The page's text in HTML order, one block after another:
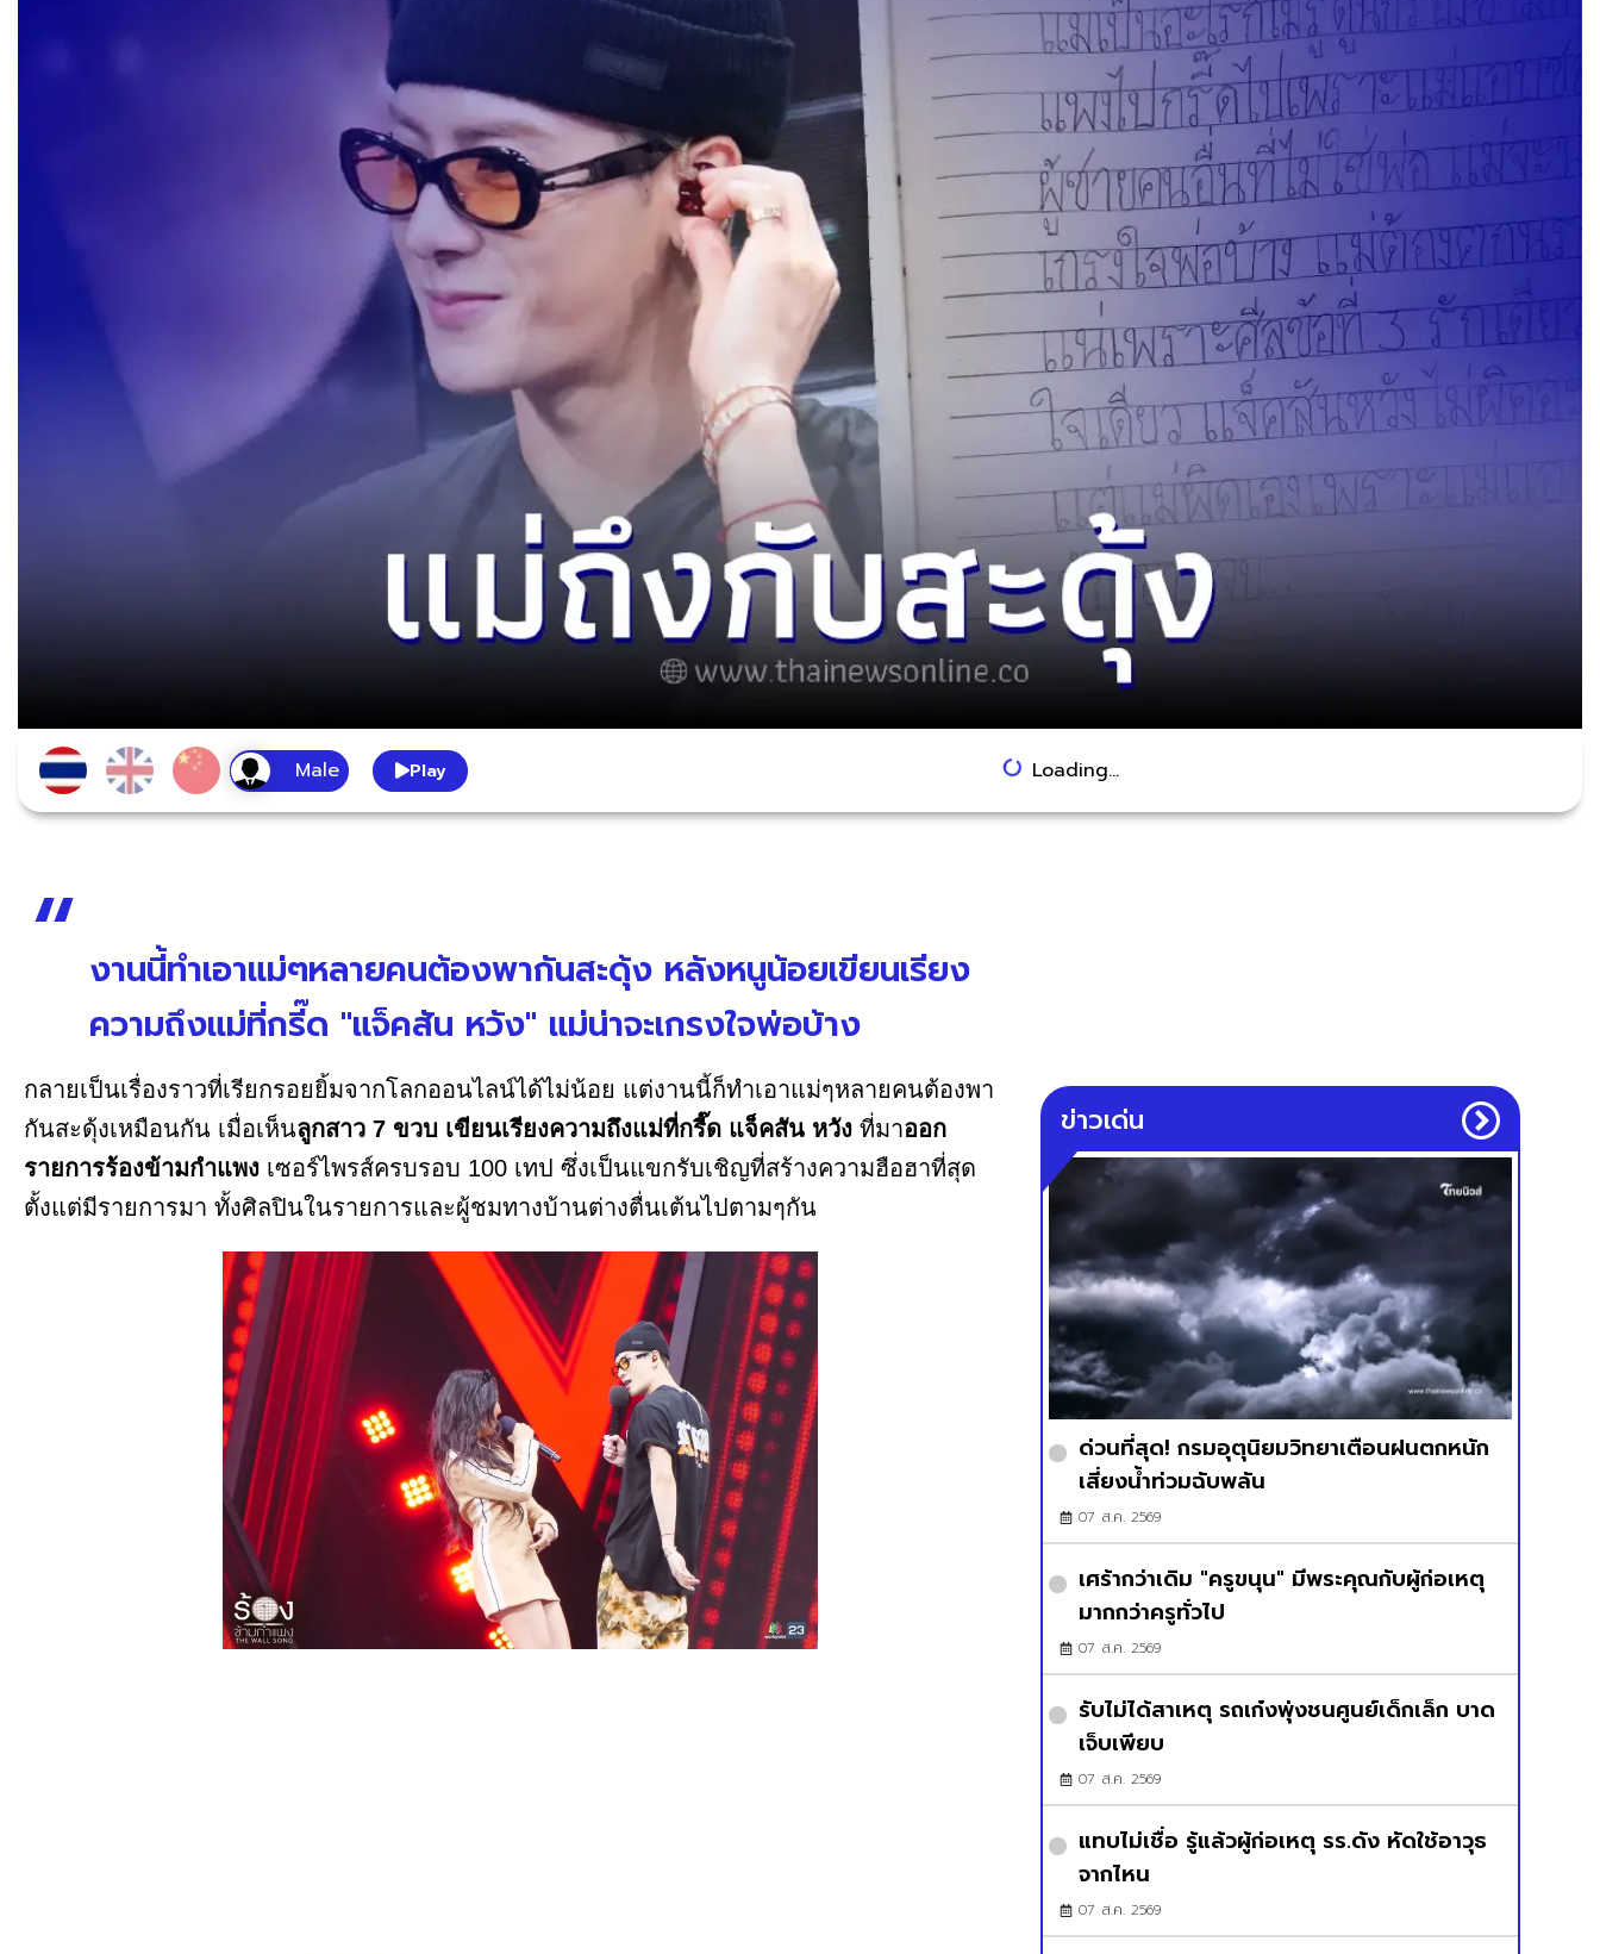
Play Loading...
งานนี้ทำเอาแม่ๆหลายคนต้องพากันสะดุ้ง หลังหนูน้อยเขียนเรียง
ความถึงแม่ที่กรี๊ด "แจ็คสัน หวัง" แม่น่าจะเกรงใจพ่อบ้าง
กลายเป็นเรื่องราวที่เรียกรอยยิ้มจากโลกออนไลน์ได้ไม่น้อย แต่งานนี้ก็ทำเอาแม่ๆหลายคนต้องพา
กันสะดุ้งเหมือนกัน เมื่อเห็นลูกสาว 7 ขวบ เขียนเรียงความถึงแม่ที่กรี๊ด แจ็คสัน หวัง ที่มาออก
รายการร้องข้ามกำแพง เซอร์ไพรส์ครบรอบ 100 เทป ซึ่งเป็นแขกรับเชิญที่สร้างความฮือฮาที่สุด
ตั้งแต่มีรายการมา ทั้งศิลปินในรายการและผู้ชมทางบ้านต่างตื่นเต้นไปตามๆกัน
ข่าวเด่น
ด่วนที่สุด! กรมอุตุนิยมวิทยาเตือนฝนตกหนัก
เสี่ยงน้ำท่วมฉับพลัน
07 ส.ค. 2569
เศร้ากว่าเดิม "ครูขนุน" มีพระคุณกับผู้ก่อเหตุ
มากกว่าครูทั่วไป
07 ส.ค. 2569
รับไม่ได้สาเหตุ รถเก๋งพุ่งชนศูนย์เด็กเล็ก บาด
เจ็บเพียบ
07 ส.ค. 2569
แทบไม่เชื่อ รู้แล้วผู้ก่อเหตุ รร.ดัง หัดใช้อาวุธ
จากไหน
07 ส.ค. 2569